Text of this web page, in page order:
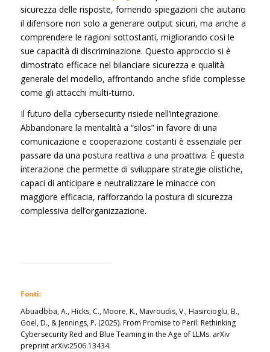
sicurezza delle risposte, fornendo spiegazioni che aiutano
il difensore non solo a generare output sicuri, ma anche a
comprendere le ragioni sottostanti, migliorando così le
sue capacità di discriminazione. Questo approccio si è
dimostrato efficace nel bilanciare sicurezza e qualità
generale del modello, affrontando anche sfide complesse
come gli attacchi multi-turno.
Il futuro della cybersecurity risiede nell’integrazione.
Abbandonare la mentalità a “silos” in favore di una
comunicazione e cooperazione costanti è essenziale per
passare da una postura reattiva a una proattiva. È questa
interazione che permette di sviluppare strategie olistiche,
capaci di anticipare e neutralizzare le minacce con
maggiore efficacia, rafforzando la postura di sicurezza
complessiva dell’organizzazione.
Fonti:
Abuadbba, A., Hicks, C., Moore, K., Mavroudis, V., Hasircioglu, B.,
Goel, D., & Jennings, P. (2025). From Promise to Peril: Rethinking
Cybersecurity Red and Blue Teaming in the Age of LLMs. arXiv
preprint arXiv:2506.13434.